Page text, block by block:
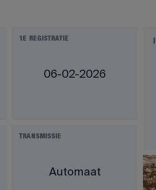
1E REGISTRATIE
06-02-2026
TRANSMISSIE
Automaat